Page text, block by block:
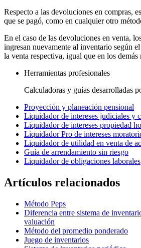
Respecto a las devoluciones en compras,
que se pagó, como en cualquier otro
En el caso de las devoluciones en venta,
ingresan nuevamente al inventario según
la venta respectiva, igual que en los demás
Herramientas profesionales
Calculadoras y guías desarrolladas
Proyección y planeación pensional
Liquidador de intereses judiciales y
Liquidador de intereses propiedad
Liquidador Pro de intereses
Liquidador de utilidad en venta de
Guía de arrendamiento sin riesgo
Liquidador de obligaciones laborales
Artículos relacionados
Método Peps
Diferencia entre sistema de
valuación
Método del promedio ponderado
Juego de inventarios